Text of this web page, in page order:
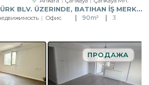
KIZILAY ATATÜRK BLV. ÜZERINDE, BATIHAN İŞ MERKEZINDE, 6.KATTA
Офис 90m² 3
ПРОДАЖА